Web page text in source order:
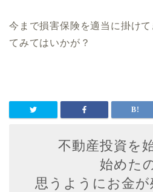
今まで損害保険を適当に掛け
てみてはいかが？
不動産投資を
始めた
思うようにお金